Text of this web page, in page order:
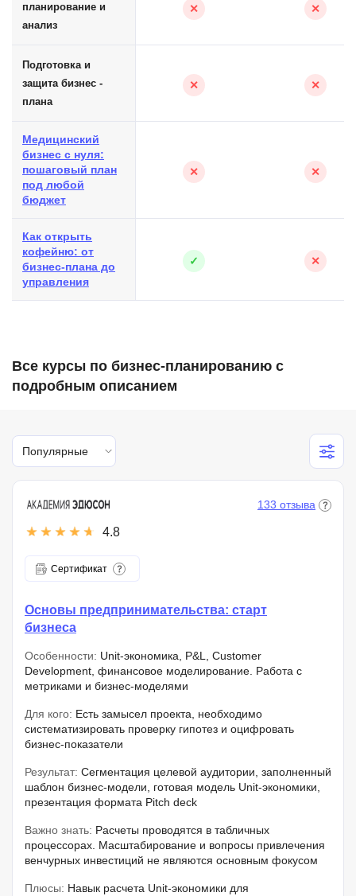
планирование и
анализ
✕ ✕
Подготовка и
защита бизнес -
плана
✕ ✕
Медицинский
бизнес с нуля:
пошаговый план
под любой
бюджет
✕ ✕
Как открыть
кофейню: от
бизнес-плана до
управления
✓ ✕
Все курсы по бизнес-планированию с
подробным описанием
Популярные
4.8
133 отзыва
Сертификат
Основы предпринимательства: старт
бизнеса
Особенности: Unit-экономика, P&L, Customer
Development, финансовое моделирование. Работа с
метриками и бизнес-моделями
Для кого: Есть замысел проекта, необходимо
систематизировать проверку гипотез и оцифровать
бизнес-показатели
Результат: Сегментация целевой аудитории, заполненный
шаблон бизнес-модели, готовая модель Unit-экономики,
презентация формата Pitch deck
Важно знать: Расчеты проводятся в табличных
процессорах. Масштабирование и вопросы привлечения
венчурных инвестиций не являются основным фокусом
Плюсы: Навык расчета Unit-экономики для